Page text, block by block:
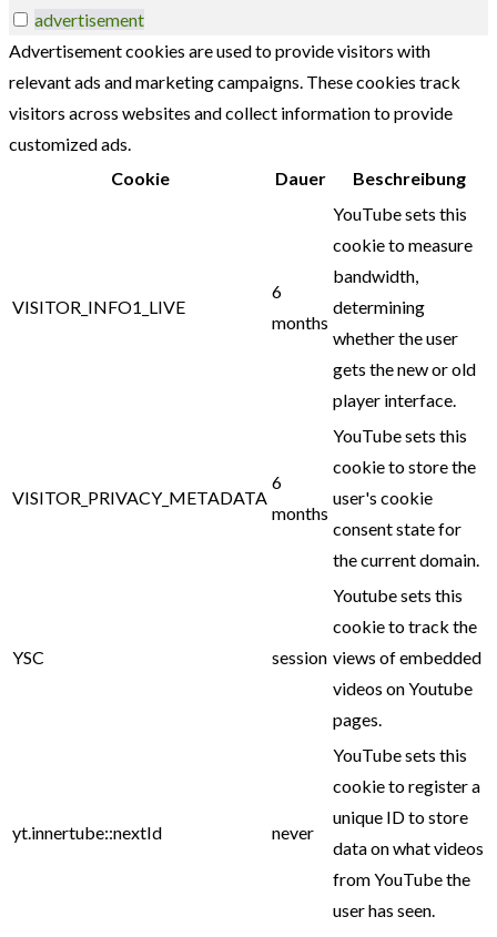
advertisement
Advertisement cookies are used to provide visitors with
relevant ads and marketing campaigns. These cookies track
visitors across websites and collect information to provide
customized ads.
Cookie
Dauer Beschreibung
VISITOR_INFO1_LIVE
6
months
YouTube sets this
cookie to measure
bandwidth,
determining
whether the user
gets the new or old
player interface.
VISITOR_PRIVACY_METADATA
6
months
YouTube sets this
cookie to store the
user's cookie
consent state for
the current domain.
YSC session
Youtube sets this
cookie to track the
views of embedded
videos on Youtube
pages.
yt.innertube::nextId never
YouTube sets this
cookie to register a
unique ID to store
data on what videos
from YouTube the
user has seen.